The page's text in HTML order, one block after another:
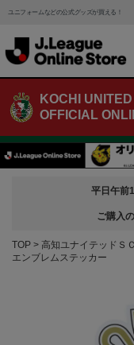
ユニフォームなどの公式グッズが買える！
KOCHI
OFFICIAL
平日午前
ご購入
TOP 高知ユナイテッドＳＣ
エンブレムステッカー